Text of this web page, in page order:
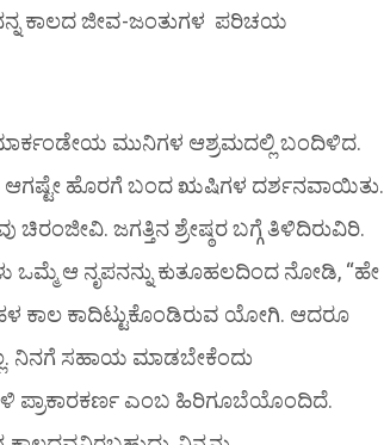
ಕಾಲದ ಜೀವ-ಜಂತುಗಳ ಪರಿಚಯ
ಮಾರ್ಕಂಡೇಯ ಮುನಿಗಳ ಆಶ್ರಮದಲ್ಲಿ ಬಂದಿಳಿದ.
ಆಗಷ್ಟೇ ಹೊರಗೆ ಬಂದ ಋಷಿಗಳ ದರ್ಶನವಾಯಿತು.
ಜಗತ್ತಿನ ಶ್ರೇಷ್ಠರ ಬಗ್ಗೆ ತಿಳಿದಿರುವಿರಿ.
ಆ ನೃಪನನ್ನು ಕುತೂಹಲದಿಂದ ನೋಡಿ, “ಹೇ
ಕಾಲ ಕಾದಿಟ್ಟುಕೊಂಡಿರುವ ಯೋಗಿ. ಆದರೂ
ನಿನಗೆ ಸಹಾಯ ಮಾಡಬೇಕೆಂದು
ಪ್ರಾಕಾರಕರ್ಣ ಎಂಬ ಹಿರಿಗೂಬೆಯೊಂದಿದೆ.